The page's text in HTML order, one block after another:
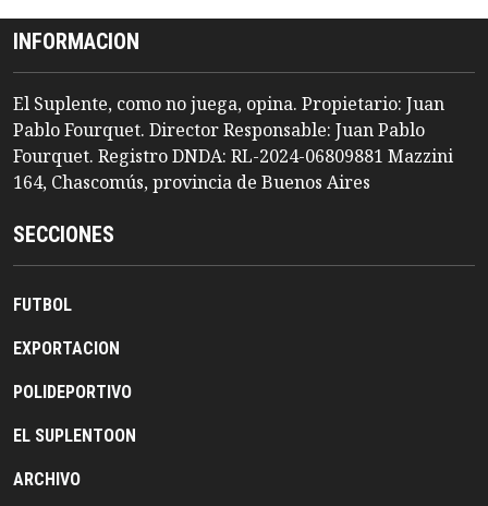
INFORMACION
El Suplente, como no juega, opina. Propietario: Juan
Pablo Fourquet. Director Responsable: Juan Pablo
Fourquet. Registro DNDA: RL-2024-06809881 Mazzini
164, Chascomús, provincia de Buenos Aires
SECCIONES
FUTBOL
EXPORTACION
POLIDEPORTIVO
EL SUPLENTOON
ARCHIVO